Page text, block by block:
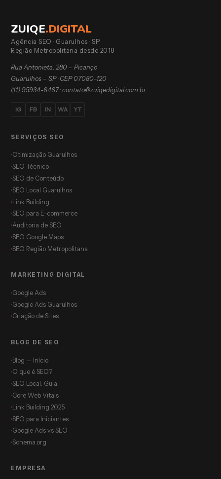
ZUIQE.DIGITAL
Agência SEO · Guarulhos · SP
Região Metropolitana desde 2018
Rua Antonieta, 280 – Picanço
Guarulhos – SP · CEP 07080-120
(11) 95934-6467·contato@zuiqedigital.com.br
IG FB IN WA YT
SERVIÇOS SEO
Otimização Guarulhos
SEO Técnico
SEO de Conteúdo
SEO Local Guarulhos
Link Building
SEO para E-commerce
Auditoria de SEO
SEO Google Maps
SEO Região Metropolitana
MARKETING DIGITAL
Google Ads
Google Ads Guarulhos
Criação de Sites
BLOG DE SEO
Blog — Início
O que é SEO?
SEO Local: Guia
Core Web Vitals
Link Building 2025
SEO para Iniciantes
Google Ads vs SEO
Schema.org
EMPRESA